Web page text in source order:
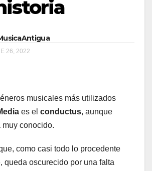
26, 2022
musicales más utilizados
es el conductus, aunque
conocido.
como casi todo lo procedente
, queda oscurecido por una falta